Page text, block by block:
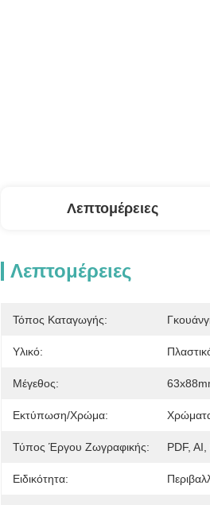
Λεπτομέρειες
Λεπτομέρειες
Τόπος Καταγωγής:
Υλικό:
Μέγεθος:
Εκτύπωση/χρώμα:
Τύπος Έργου Ζωγραφικής: PDF,
Ειδικότητα: